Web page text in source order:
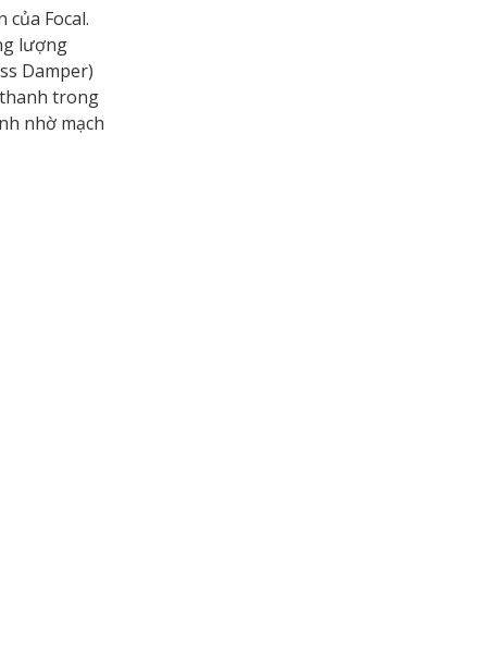
Focal.
lượng
Damper)
trong
nhờ mạch